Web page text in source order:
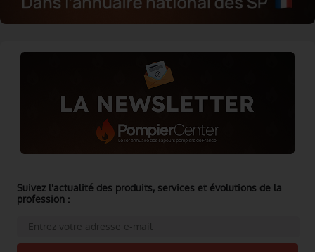
Suivez l'actualité des produits, services et évolutions de la
profession :